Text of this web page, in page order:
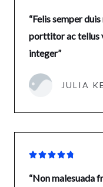
“Felis semper
porttitor ac tellus
integer”
JULIA

“Non malesuada